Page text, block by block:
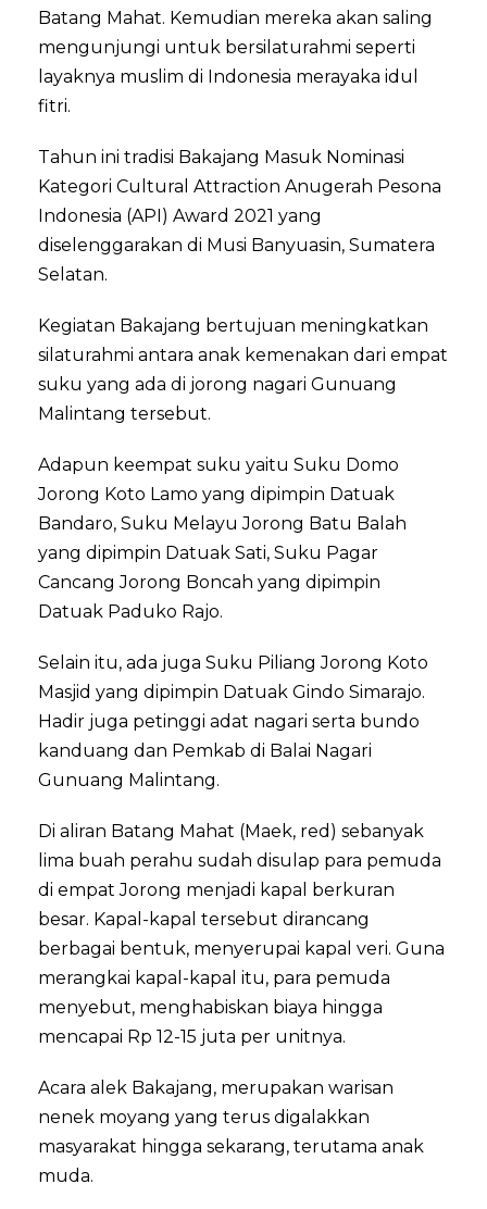
Batang Mahat. Kemudian mereka akan saling
mengunjungi untuk bersilaturahmi seperti
layaknya muslim di Indonesia merayaka idul
fitri.
Tahun ini tradisi Bakajang Masuk Nominasi
Kategori Cultural Attraction Anugerah Pesona
Indonesia (API) Award 2021 yang
diselenggarakan di Musi Banyuasin, Sumatera
Selatan.
Kegiatan Bakajang bertujuan meningkatkan
silaturahmi antara anak kemenakan dari empat
suku yang ada di jorong nagari Gunuang
Malintang tersebut.
Adapun keempat suku yaitu Suku Domo
Jorong Koto Lamo yang dipimpin Datuak
Bandaro, Suku Melayu Jorong Batu Balah
yang dipimpin Datuak Sati, Suku Pagar
Cancang Jorong Boncah yang dipimpin
Datuak Paduko Rajo.
Selain itu, ada juga Suku Piliang Jorong Koto
Masjid yang dipimpin Datuak Gindo Simarajo.
Hadir juga petinggi adat nagari serta bundo
kanduang dan Pemkab di Balai Nagari
Gunuang Malintang.
Di aliran Batang Mahat (Maek, red) sebanyak
lima buah perahu sudah disulap para pemuda
di empat Jorong menjadi kapal berkuran
besar. Kapal-kapal tersebut dirancang
berbagai bentuk, menyerupai kapal veri. Guna
merangkai kapal-kapal itu, para pemuda
menyebut, menghabiskan biaya hingga
mencapai Rp 12-15 juta per unitnya.
Acara alek Bakajang, merupakan warisan
nenek moyang yang terus digalakkan
masyarakat hingga sekarang, terutama anak
muda.